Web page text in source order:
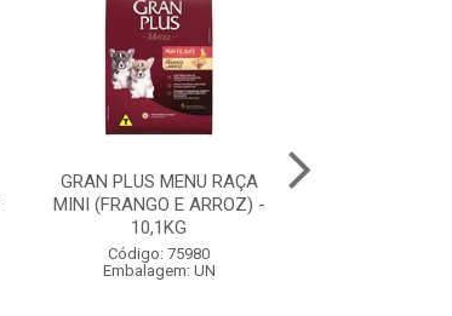
GRAN PLUS MENU RAÇA
MINI (FRANGO E ARROZ) -
10,1KG
Código: 75980
Embalagem: UN